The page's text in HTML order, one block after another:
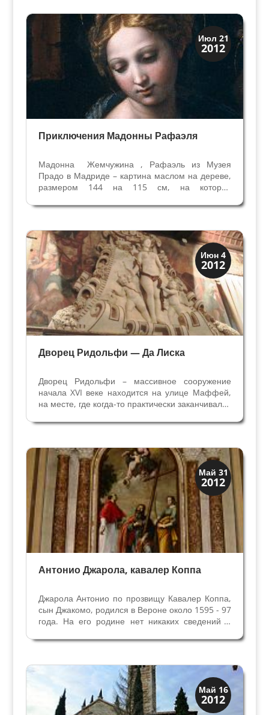
сообщает: «Родился...
Июл 21
2012
Искусство
Тайны картин
Приключения Мадонны Рафаэля
Мадонна Жемчужина , Рафаэль из Музея
Прадо в Мадриде – картина маслом на дереве,
размером 144 на 115 см, на которой
Джованнино и Елизаветой на переднем плане
руин. Вот что писал...
Июн 4
2012
Виллы и дворцы
Скрытая Верона
Дворец Ридольфи — Да Лиска
Дворец Ридольфи – массивное сооружение
начала XVI веке находится на улице Маффей,
на месте, где когда-то практически заканчивался
Лиска, перестроили здание в девятнадцатом
надстроен...
Май 31
2012
Искусство
Художники
Антонио Джарола, кавалер Коппа
Джарола Антонио по прозвищу Кавалер Коппа,
сын Джакомо, родился в Вероне около 1595 - 97
года. На его родине нет никаких сведений о
художники-веронцы того времени, Алессандро
Бассетти, он...
Май 16
2012
Скрытая Верона
Церкви